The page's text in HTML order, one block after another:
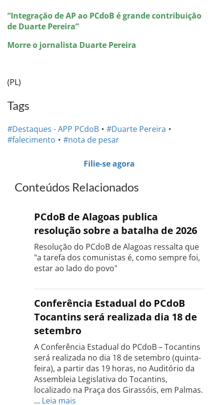
“Integração de AP ao PCdoB é grande contribuição
de Duarte Pereira”
Morre o jornalista Duarte Pereira
(PL)
Tags
#Destaques - APP PCdoB
#Duarte Pereira
#falecimento
#nota de pesar
Filie-se agora
Conteúdos Relacionados
PCdoB de Alagoas publica
resolução sobre a batalha de 2026
Resolução do PCdoB de Alagoas ressalta que
"a tarefa dos comunistas é, como sempre foi,
estar ao lado do povo"
Conferência Estadual do PCdoB
Tocantins será realizada dia 18 de
setembro
A Conferência Estadual do PCdoB – Tocantins
será realizada no dia 18 de setembro (quinta-
feira), a partir das 19 horas, no Auditório da
Assembleia Legislativa do Tocantins,
localizado na Praça dos Girassóis, em Palmas.
… Leia mais